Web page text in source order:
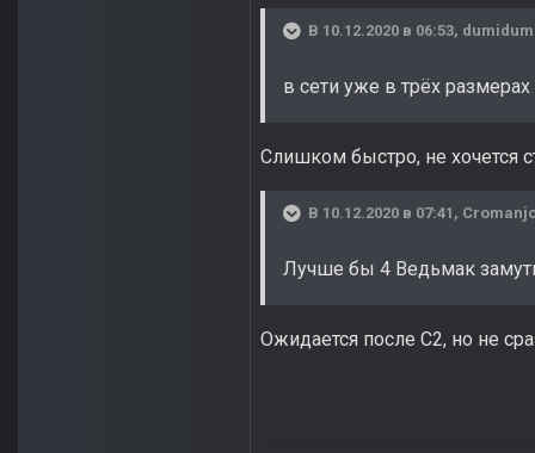
В 10.12.2020 в 06:53, dumidum
в сети уже в трёх
Слишком быстро, не хочется
В 10.12.2020 в 07:41,
Лучше бы 4 Ведьмак
Ожидается после С2, но не